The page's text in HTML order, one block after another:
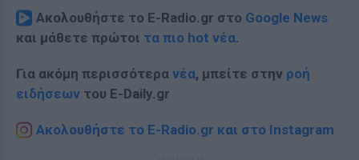
Ακολουθήστε το E-Radio.gr στο Google News
και μάθετε πρώτοι τα πιο hot νέα.
Για ακόμη περισσότερα νέα, μπείτε στην ροή
ειδήσεων του E-Daily.gr
Ακολουθήστε το E-Radio.gr και στο Instagram